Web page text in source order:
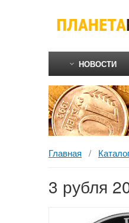
НОВОСТИ
3 рубля